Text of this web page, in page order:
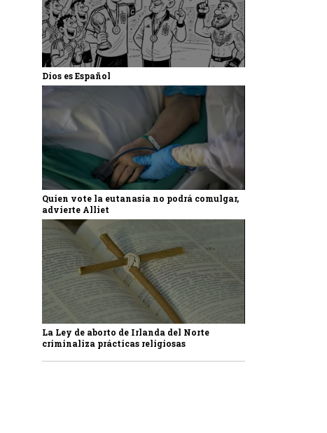
Dios es Español
Quien vote la eutanasia no podrá comulgar,
advierte Alliet
La Ley de aborto de Irlanda del Norte
criminaliza prácticas religiosas